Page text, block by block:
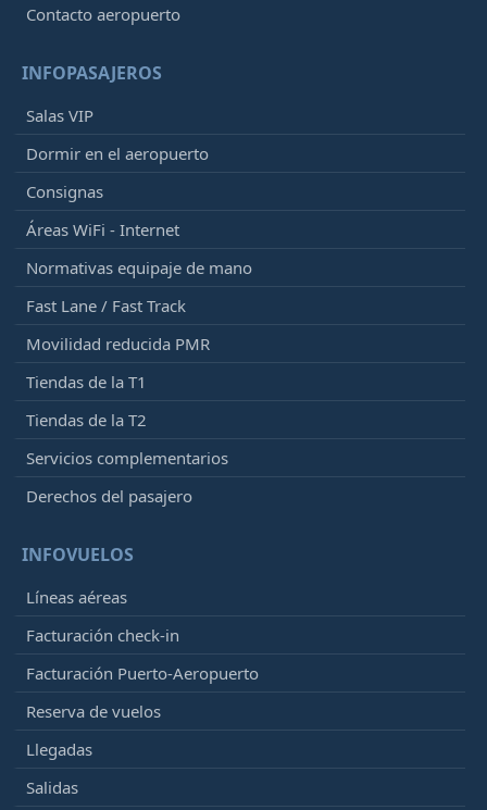
Contacto aeropuerto
INFOPASAJEROS
Salas VIP
Dormir en el aeropuerto
Consignas
Áreas WiFi - Internet
Normativas equipaje de mano
Fast Lane / Fast Track
Movilidad reducida PMR
Tiendas de la T1
Tiendas de la T2
Servicios complementarios
Derechos del pasajero
INFOVUELOS
Líneas aéreas
Facturación check-in
Facturación Puerto-Aeropuerto
Reserva de vuelos
Llegadas
Salidas